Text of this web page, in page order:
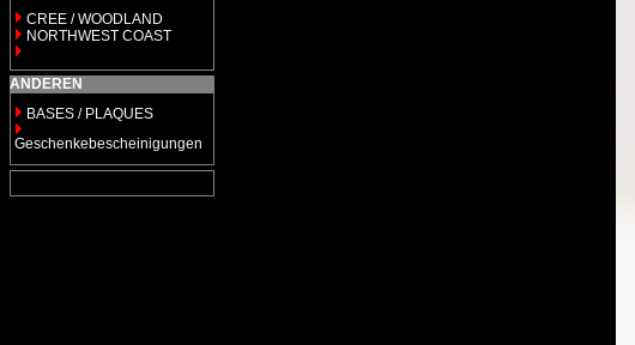
CREE / WOODLAND
NORTHWEST COAST
ANDEREN
BASES / PLAQUES
Geschenkebescheinigungen